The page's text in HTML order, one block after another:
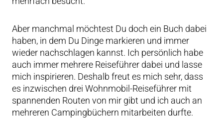
Aber manchmal möchtest Du doch ein Buch dabei
haben, in dem Du Dinge markieren und immer
wieder nachschlagen kannst. Ich persönlich habe
auch immer mehrere Reiseführer dabei und lasse
mich inspirieren. Deshalb freut es mich sehr, dass
es inzwischen drei Wohnmobil-Reiseführer mit
spannenden Routen von mir gibt und ich auch an
mehreren Campingbüchern mitarbeiten durfte.